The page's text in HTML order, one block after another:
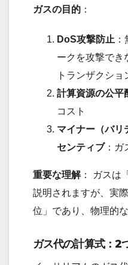
ガスの目的 ：
DoS攻撃防止
ークを攻撃でき
トランザクショ
計算資源の公平
コスト
マイナー（バリ
センティブ：ガ
重要な理解： ガスは
説明されますが、実
位」であり、物理的
ガス代の計算式：2